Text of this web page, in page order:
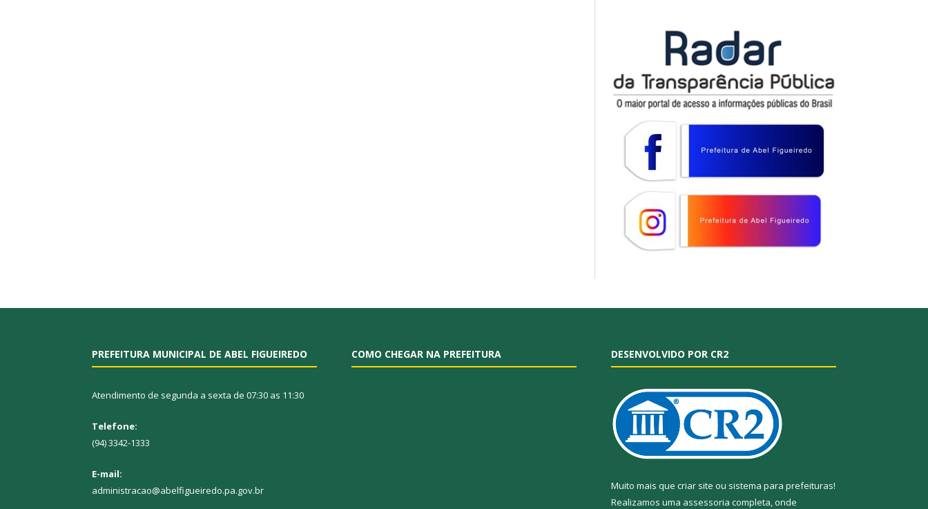
PREFEITURA MUNICIPAL DE ABEL FIGUEIREDO
Atendimento de segunda a sexta de 07:30 as 11:30
Telefone:
(94) 3342-1333
E-mail:
administracao@abelfigueiredo.pa.gov.br
COMO CHEGAR NA PREFEITURA DESENVOLVIDO POR CR2
Muito mais que criar site ou sistema para prefeituras!
Realizamos uma assessoria completa, onde